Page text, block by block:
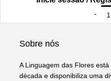
Sobre nós
A Linguagem das Flores
década e disponibiliza uma